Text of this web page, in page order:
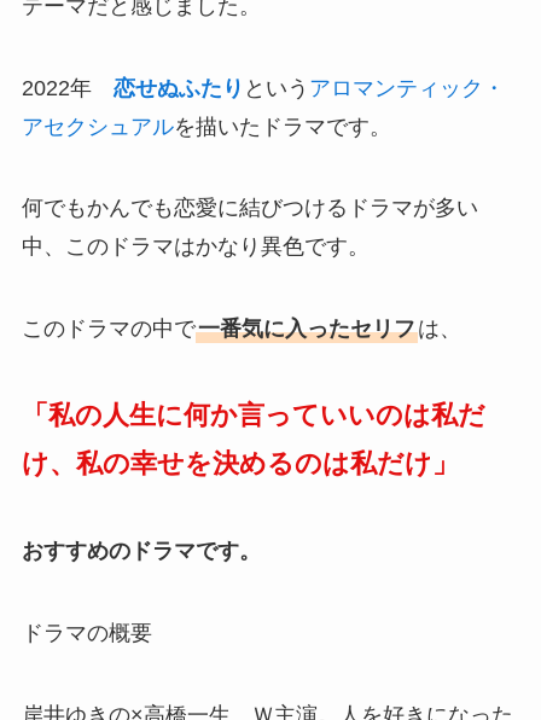
テーマだと感じました。
2022年 恋せぬふたり という アロマンティック・
アセクシュアルを描いたドラマです。
何でもかんでも恋愛に結びつけるドラマが多い
中、このドラマはかなり異色です。
このドラマの中で一番気に入ったセリフは、
「私の人生に何か言っていいのは私だ
け、私の幸せを決めるのは私だけ」
おすすめのドラマです。
ドラマの概要
岸井ゆきの×高橋一生 Ｗ主演。人を好きになった